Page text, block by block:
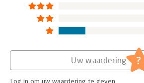
Uw waardering ?